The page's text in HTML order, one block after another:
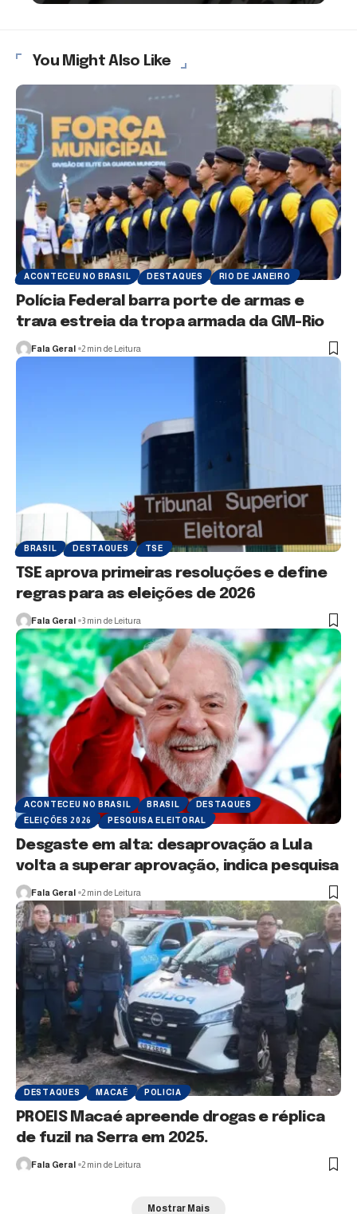
You Might Also Like
ACONTECEU NO BRASIL DESTAQUES RIO DE JANEIRO
Polícia Federal barra porte de armas e
trava estreia da tropa armada da GM-Rio
Fala Geral 2 min de Leitura
BRASIL DESTAQUES TSE
TSE aprova primeiras resoluções e define
regras para as eleições de 2026
Fala Geral 3 min de Leitura
ACONTECEU NO BRASIL BRASIL
DESTAQUES
ELEIÇÕES 2026
PESQUISA ELEITORAL
Desgaste em alta: desaprovação a Lula
volta a superar aprovação, indica pesquisa
Fala Geral 2 min de Leitura
DESTAQUES MACAÉ POLICIA
PROEIS Macaé apreende drogas e réplica
de fuzil na Serra em 2025.
Fala Geral 2 min de Leitura
Mostrar Mais